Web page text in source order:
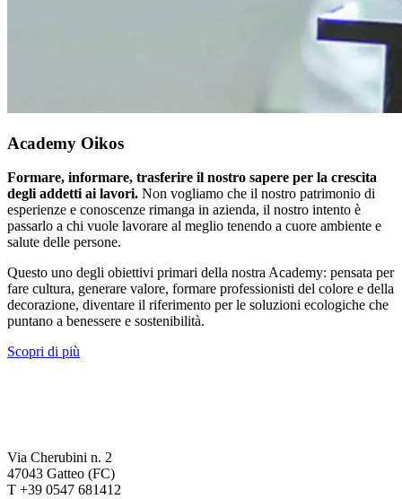
Academy Oikos
Formare, informare, trasferire il nostro sapere per la crescita
degli addetti ai lavori. Non vogliamo che il nostro patrimonio di
esperienze e conoscenze rimanga in azienda, il nostro intento è
passarlo a chi vuole lavorare al meglio tenendo a cuore ambiente e
salute delle persone.
Questo uno degli obiettivi primari della nostra Academy: pensata per
fare cultura, generare valore, formare professionisti del colore e della
decorazione, diventare il riferimento per le soluzioni ecologiche che
puntano a benessere e sostenibilità.
Scopri di più
Via Cherubini n. 2
47043 Gatteo (FC)
T +39 0547 681412